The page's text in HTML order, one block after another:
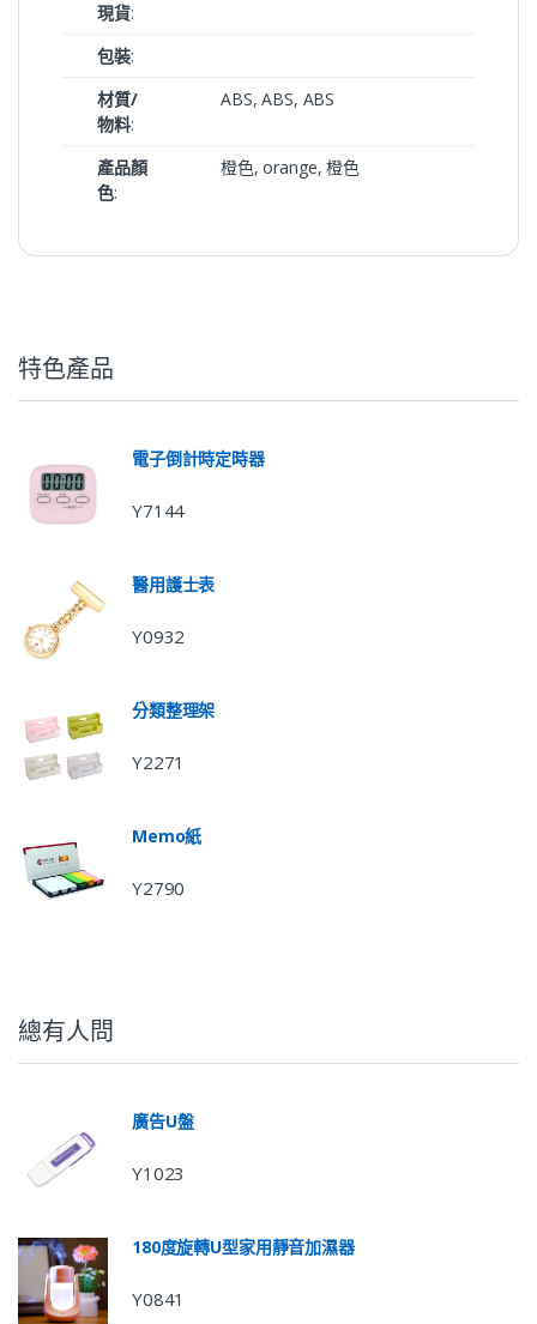
現貨:
包裝:
材質/
物料:
ABS, ABS, ABS
產品顏
色:
橙色, orange, 橙色
特色產品
電子倒計時定時器
Y7144
醫用護士表
Y0932
分類整理架
Y2271
Memo紙
Y2790
總有人問
廣告U盤
Y1023
180度旋轉U型家用靜音加濕器
Y0841